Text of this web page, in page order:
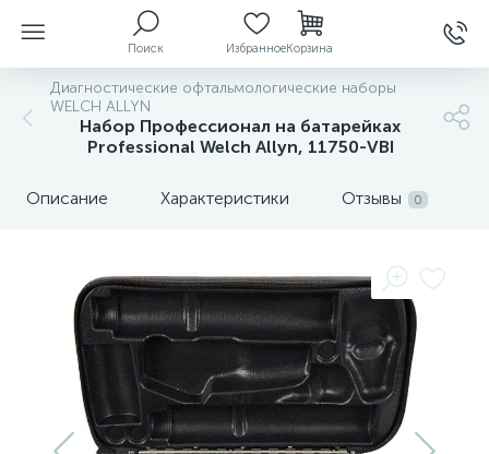
Поиск ИзбранноеКорзина
Диагностические офтальмологические наборы
WELCH ALLYN
Набор Профессионал на батарейках
Professional Welch Allyn, 11750-VBI
Описание Характеристики Отзывы 0